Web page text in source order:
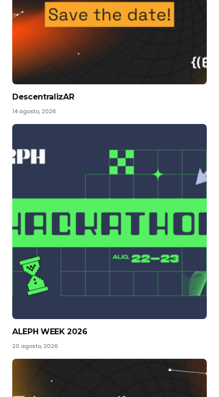
14 agosto, 2026
DescentralizAR
20 agosto, 2026
ALEPH WEEK 2026